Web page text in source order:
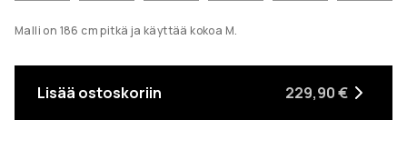
Malli on 186 cm pitkä ja käyttää kokoa M.
Lisää ostoskoriin 229,90 €